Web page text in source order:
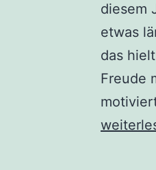
diesem
etwas
das
Freude
Fast